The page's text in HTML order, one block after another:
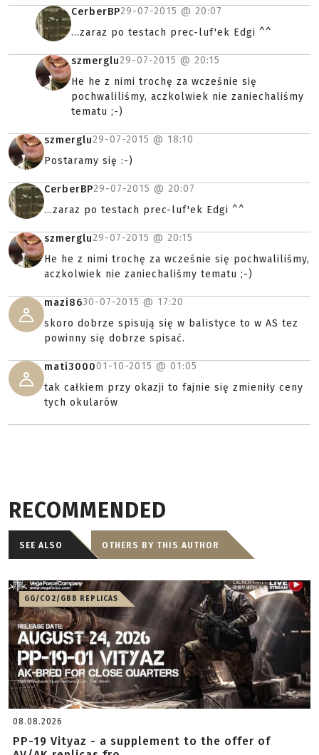
CerberBP29-07-2015 @ 20:07
...zaraz po testach prec-luf'ek Edgi ^^
szmerglu29-07-2015 @ 20:15
He he z nimi trochę za wcześnie się
pochwaliliśmy, aczkolwiek nie zaniechaliśmy
tematu ;-)
szmerglu29-07-2015 @ 18:10
Postaramy się :-)
CerberBP29-07-2015 @ 20:07
...zaraz po testach prec-luf'ek Edgi ^^
szmerglu29-07-2015 @ 20:15
He he z nimi trochę za wcześnie się pochwaliliśmy,
aczkolwiek nie zaniechaliśmy tematu ;-)
mazi8630-07-2015 @ 17:20
skoro dobrze spisują się w balistyce to w AS tez
powinny się dobrze spisać.
mati300001-10-2015 @ 01:05
tak całkiem przy okazji to fajnie się zmieniły ceny
tych okularów
RECOMMENDED
SEE ALSO OTHERS BY THIS AUTHOR
GG/CO2/GBB REPLICAS
08.08.2026
PP-19 Vityaz - a supplement to the offer of